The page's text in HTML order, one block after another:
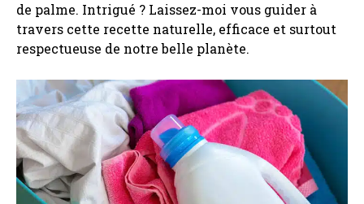
de palme. Intrigué ? Laissez-moi vous guider à
travers cette recette naturelle, efficace et surtout
respectueuse de notre belle planète.